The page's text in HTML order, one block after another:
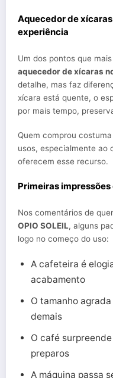
Aquecedor de
experiência
Um dos pontos que
aquecedor de xícaras
detalhe, mas faz
xícara está quente, o
por mais tempo,
Quem comprou
usos, especialmente ao
oferecem esse recurso.
Primeiras impressões
Nos comentários de
OPIO SOLEIL, alguns
logo no começo do uso:
A cafeteira é
acabamento
O tamanho
demais
O café
preparos
A máquina passa